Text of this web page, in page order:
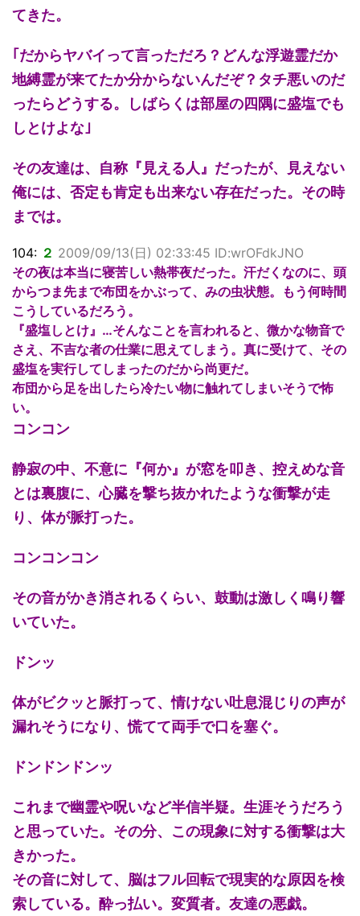
てきた。
｢だからヤバイって言っただろ？どんな浮遊霊だか
地縛霊が来てたか分からないんだぞ？タチ悪いのだ
ったらどうする。しばらくは部屋の四隅に盛塩でも
しとけよな｣
その友達は、自称『見える人』だったが、見えない
俺には、否定も肯定も出来ない存在だった。その時
までは。
104: ２ 2009/09/13(日) 02:33:45 ID:wrOFdkJNO
その夜は本当に寝苦しい熱帯夜だった。汗だくなのに、頭
からつま先まで布団をかぶって、みの虫状態。もう何時間
こうしているだろう。
『盛塩しとけ』…そんなことを言われると、微かな物音で
さえ、不吉な者の仕業に思えてしまう。真に受けて、その
盛塩を実行してしまったのだから尚更だ。
布団から足を出したら冷たい物に触れてしまいそうで怖
い。
コンコン
静寂の中、不意に『何か』が窓を叩き、控えめな音
とは裏腹に、心臓を撃ち抜かれたような衝撃が走
り、体が脈打った。
コンコンコン
その音がかき消されるくらい、鼓動は激しく鳴り響
いていた。
ドンッ
体がビクッと脈打って、情けない吐息混じりの声が
漏れそうになり、慌てて両手で口を塞ぐ。
ドンドンドンッ
これまで幽霊や呪いなど半信半疑。生涯そうだろう
と思っていた。その分、この現象に対する衝撃は大
きかった。
その音に対して、脳はフル回転で現実的な原因を検
索している。酔っ払い。変質者。友達の悪戯。